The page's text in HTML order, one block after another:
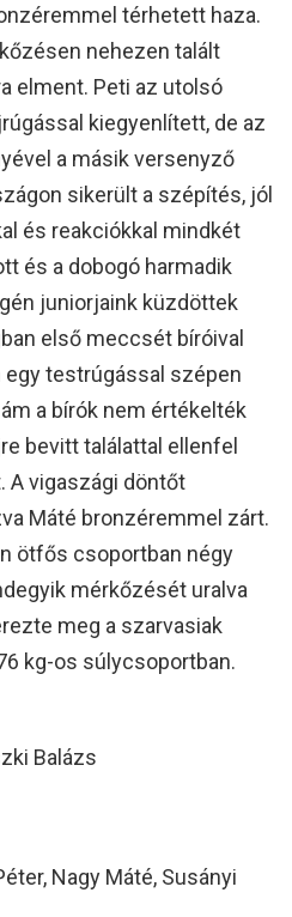
térhetett haza.
nehezen talált
elment. Peti az utolsó
kiegyenlített, de az
a másik versenyző
sikerült a szépítés, jól
és reakciókkal mindkét
és a dobogó harmadik
juniorjaink küzdöttek
első meccsét bíróival
egy testrúgással szépen
a bírók nem értékelték
bevitt találattal ellenfel
A vigaszági döntőt
Máté bronzéremmel zárt.
ötfős csoportban négy
mérkőzését uralva
meg a szarvasiak
kg-os súlycsoportban.
Balázs
Nagy Máté, Susányi